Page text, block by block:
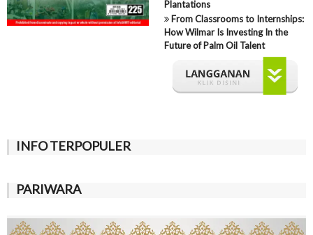
Plantations
From Classrooms to Internships:
How Wilmar Is Investing In the
Future of Palm Oil Talent
INFO TERPOPULER
PARIWARA